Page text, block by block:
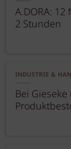
A.DORA:
2 Stunden
INDUSTRIE &
Bei